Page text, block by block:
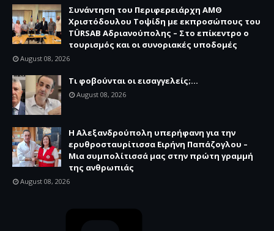
Συνάντηση του Περιφερειάρχη ΑΜΘ
Χριστόδουλου Τοψίδη με εκπροσώπους του
TÜRSAB Αδριανούπολης – Στο επίκεντρο ο
τουρισμός και οι συνοριακές υποδομές
August 08, 2026
Τι φοβούνται οι εισαγγελείς;...
August 08, 2026
Η Αλεξανδρούπολη υπερήφανη για την
ερυθροσταυρίτισσα Ειρήνη Παπάζογλου –
Μια συμπολίτισσά μας στην πρώτη γραμμή
της ανθρωπιάς
August 08, 2026